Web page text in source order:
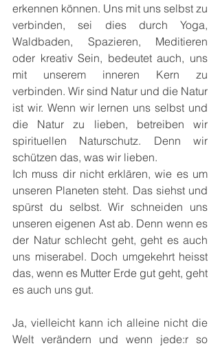
erkennen können. Uns mit uns selbst zu
verbinden, sei dies durch Yoga,
Waldbaden, Spazieren, Meditieren
oder kreativ Sein, bedeutet auch, uns
mit unserem inneren Kern zu
verbinden. Wir sind Natur und die Natur
ist wir. Wenn wir lernen uns selbst und
die Natur zu lieben, betreiben wir
spirituellen Naturschutz. Denn wir
schützen das, was wir lieben.
Ich muss dir nicht erklären, wie es um
unseren Planeten steht. Das siehst und
spürst du selbst. Wir schneiden uns
unseren eigenen Ast ab. Denn wenn es
der Natur schlecht geht, geht es auch
uns miserabel. Doch umgekehrt heisst
das, wenn es Mutter Erde gut geht, geht
es auch uns gut.
Ja, vielleicht kann ich alleine nicht die
Welt verändern und wenn jede:r so